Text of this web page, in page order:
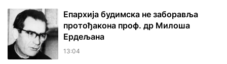
Епархија будимска не заборавља
протођакона проф. др Милоша
Ердељана
13:04